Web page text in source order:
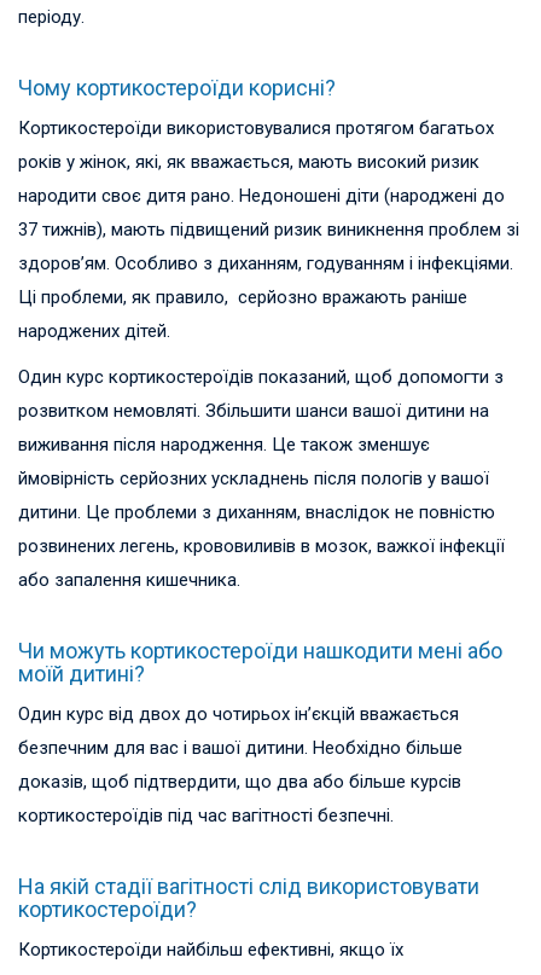
періоду.
Чому кортикостероїди корисні?
Кортикостероїди використовувалися протягом багатьох
років у жінок, які, як вважається, мають високий ризик
народити своє дитя рано. Недоношені діти (народжені до
37 тижнів), мають підвищений ризик виникнення проблем зі
здоров’ям. Особливо з диханням, годуванням і інфекціями.
Ці проблеми, як правило, серйозно вражають раніше
народжених дітей.
Один курс кортикостероїдів показаний, щоб допомогти з
розвитком немовляті. Збільшити шанси вашої дитини на
виживання після народження. Це також зменшує
ймовірність серйозних ускладнень після пологів у вашої
дитини. Це проблеми з диханням, внаслідок не повністю
розвинених легень, крововиливів в мозок, важкої інфекції
або запалення кишечника.
Чи можуть кортикостероїди нашкодити мені або
моїй дитині?
Один курс від двох до чотирьох ін’єкцій вважається
безпечним для вас і вашої дитини. Необхідно більше
доказів, щоб підтвердити, що два або більше курсів
кортикостероїдів під час вагітності безпечні.
На якій стадії вагітності слід використовувати
кортикостероїди?
Кортикостероїди найбільш ефективні, якщо їх